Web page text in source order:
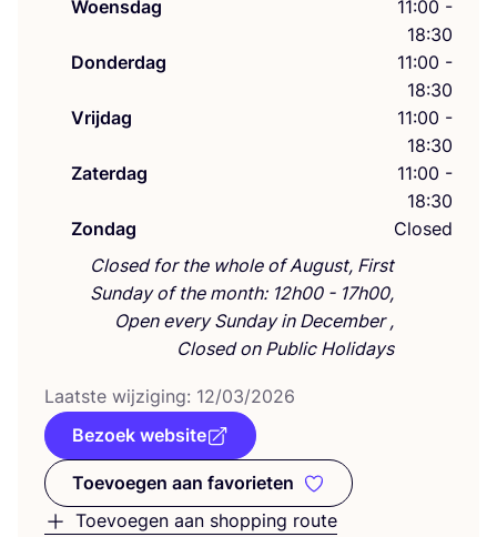
Woensdag
11:00 -
18:30
Donderdag
11:00 -
18:30
Vrijdag
11:00 -
18:30
Zaterdag
11:00 -
18:30
Zondag
Closed
Closed for the whole of August, First
Sunday of the month: 12h00 - 17h00,
Open every Sunday in December ,
Closed on Public Holidays
Laat­ste wij­zi­ging: 12/03/2026
Bezoek website
Toevoegen aan favorieten
Toevoegen aan favorieten
Toevoegen aan shopping route